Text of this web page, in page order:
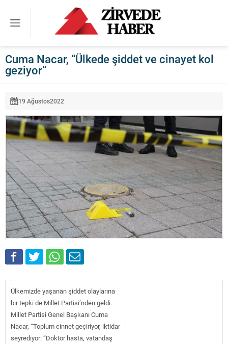
Cuma Nacar, “Ülkede şiddet ve cinayet kol
geziyor”
19 Ağustos2022
Ülkemizde yaşanan şiddet olaylarına
bir tepki de Millet Partisi’nden geldi.
Millet Partisi Genel Başkanı Cuma
Nacar, “Toplum cinnet geçiriyor, iktidar
seyrediyor: “Doktor hasta, vatandaş